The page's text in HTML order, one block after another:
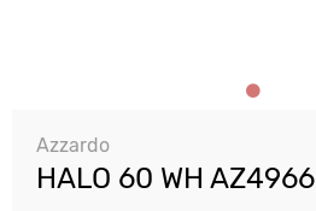
Azzardo
HALO 60 WH AZ4966